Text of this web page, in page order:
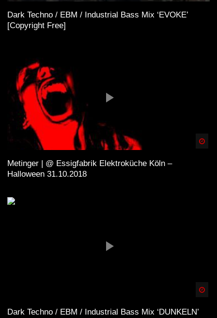
Dark Techno / EBM / Industrial Bass Mix ‘EVOKE’
[Copyright Free]
Metinger | @ Essigfabrik Elektroküche Köln –
Halloween 31.10.2018
Dark Techno / EBM / Industrial Bass Mix ‘DUNKELN’